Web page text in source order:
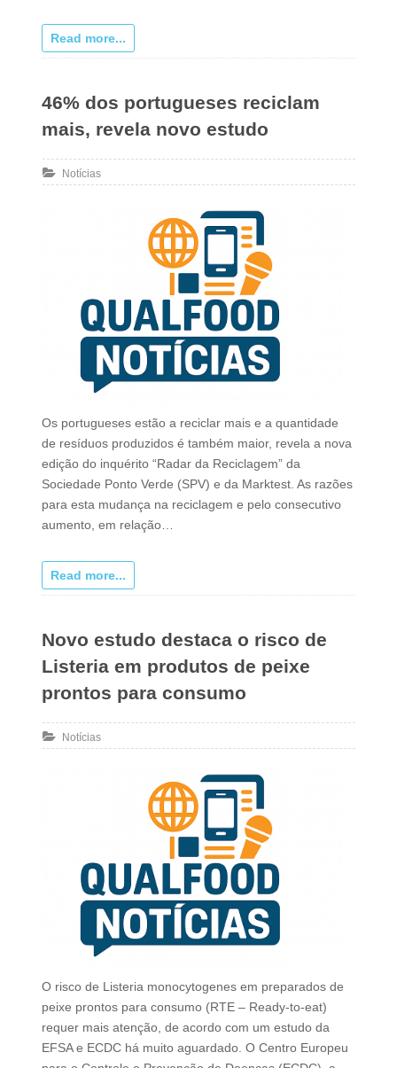
Read more...
46% dos portugueses reciclam
mais, revela novo estudo
Notícias
Os portugueses estão a reciclar mais e a quantidade
de resíduos produzidos é também maior, revela a nova
edição do inquérito “Radar da Reciclagem” da
Sociedade Ponto Verde (SPV) e da Marktest. As razões
para esta mudança na reciclagem e pelo consecutivo
aumento, em relação…
Read more...
Novo estudo destaca o risco de
Listeria em produtos de peixe
prontos para consumo
Notícias
O risco de Listeria monocytogenes em preparados de
peixe prontos para consumo (RTE – Ready-to-eat)
requer mais atenção, de acordo com um estudo da
EFSA e ECDC há muito aguardado. O Centro Europeu